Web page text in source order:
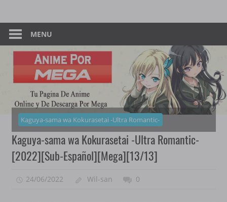
content
Anime
–
Por
Mega
Pagina
De
Descarga
Mega
MENU
Kaguya-sama wa Kokurasetai -Ultra Romantic-
Kaguya-sama wa Kokurasetai -Ultra Romantic-
[2022][Sub-Español][Mega][13/13]
24/06/2022 Wil-san 0